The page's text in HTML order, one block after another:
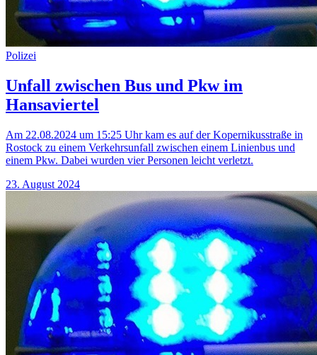
Polizei
Unfall zwischen Bus und Pkw im
Hansaviertel
Am 22.08.2024 um 15:25 Uhr kam es auf der Kopernikusstraße in
Rostock zu einem Verkehrsunfall zwischen einem Linienbus und
einem Pkw. Dabei wurden vier Personen leicht verletzt.
23. August 2024